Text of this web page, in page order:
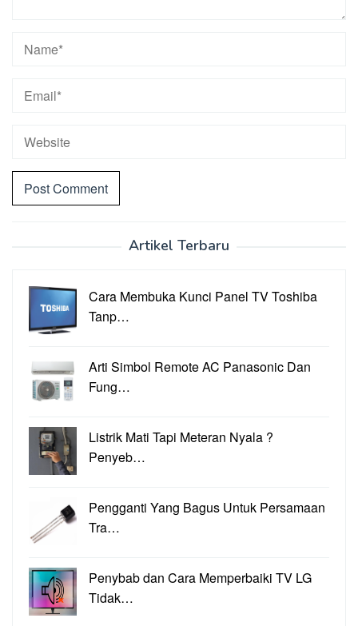
Artikel Terbaru
Cara Membuka Kunci Panel TV Toshiba
Tanp…
Arti Simbol Remote AC Panasonic Dan
Fung…
Listrik Mati Tapi Meteran Nyala ?
Penyeb…
Pengganti Yang Bagus Untuk Persamaan
Tra…
Penybab dan Cara Memperbaiki TV LG
Tidak…